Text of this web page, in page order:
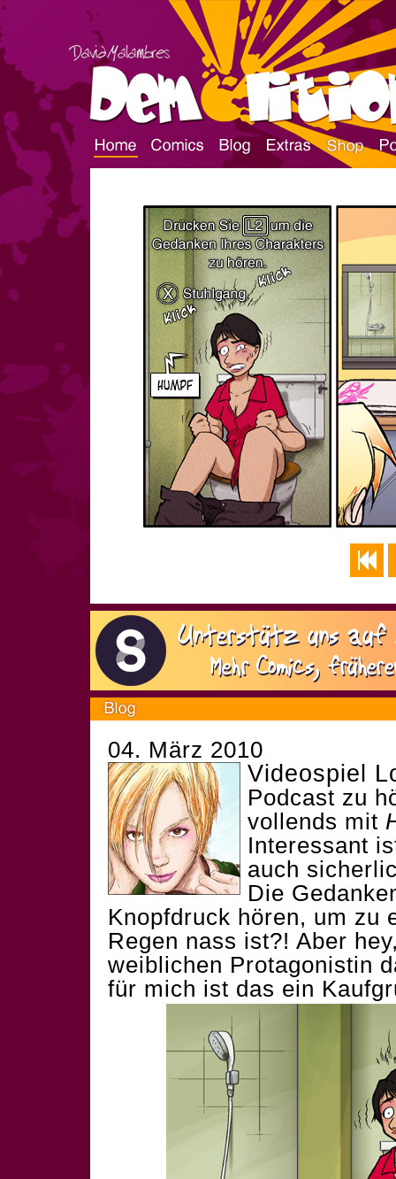
04. März 2010
Videospiel
Podcast zu
vollends mit
Interessant
auch
Die
Knopfdruck hören, um zu
Regen nass ist?! Aber
weiblichen Protagonistin
für mich ist das ein